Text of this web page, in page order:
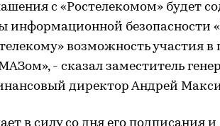
с «Ростелекомом» будет
информационной безопасности
возможность участия в
- сказал заместитель
директор Андрей